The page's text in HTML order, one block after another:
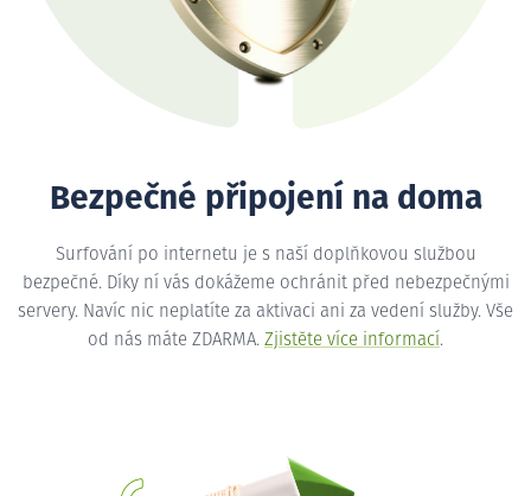
Bezpečné připojení na doma
Surfování po internetu je s naší doplňkovou službou
bezpečné. Díky ní vás dokážeme ochránit před nebezpečnými
servery. Navíc nic neplatíte za aktivaci ani za vedení služby. Vše
od nás máte ZDARMA. Zjistěte více informací.